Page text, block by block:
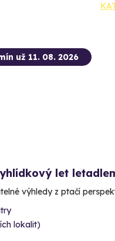
už 11. 08. 2026
let
výhledy z ptačí
lokalit)